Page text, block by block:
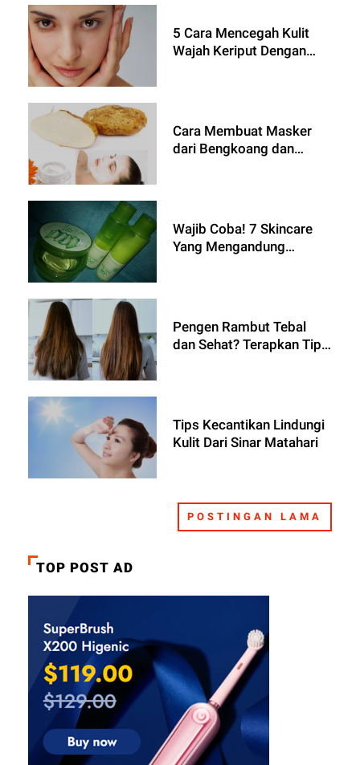
5 Cara Mencegah Kulit
Wajah Keriput Dengan
Cara Membuat Masker
dari Bengkoang dan
Wajib Coba! 7 Skincare
Yang Mengandung
Pengen Rambut Tebal
dan Sehat? Terapkan Tips
Tips Kecantikan Lindungi
Kulit Dari Sinar Matahari
POSTINGAN LAMA
TOP POST AD